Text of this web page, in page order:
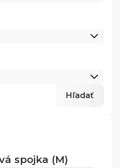
Hľadať
spojka (M)